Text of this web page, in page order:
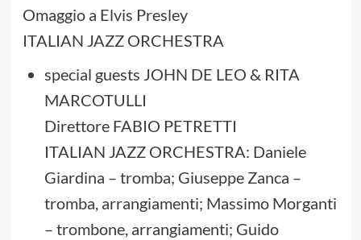
Omaggio a Elvis Presley
ITALIAN JAZZ ORCHESTRA
special guests JOHN DE LEO & RITA
MARCOTULLI
Direttore FABIO PETRETTI
ITALIAN JAZZ ORCHESTRA: Daniele
Giardina – tromba; Giuseppe Zanca –
tromba, arrangiamenti; Massimo Morganti
– trombone, arrangiamenti; Guido